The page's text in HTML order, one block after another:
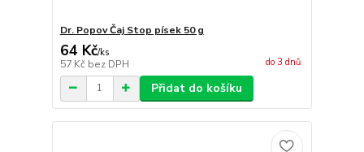
Dr. Popov Čaj Stop písek 50 g
64 Kč/ks
57 Kč bez DPH do 3 dnů
Přidat do košíku